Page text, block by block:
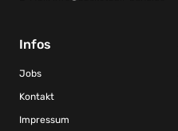
Infos
Jobs
Kontakt
Impressum